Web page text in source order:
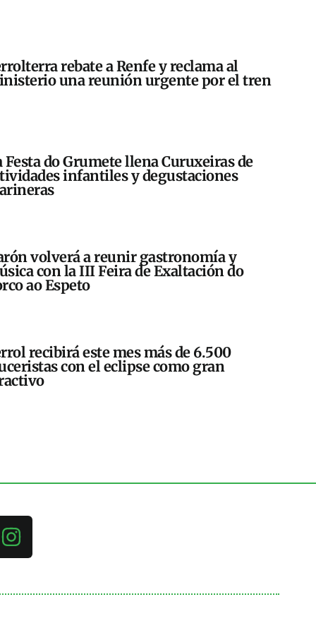
rebate a Renfe y reclama al
una reunión urgente por el tren
Festa do Grumete llena Curuxeiras de
infantiles y degustaciones
volverá a reunir gastronomía y
con la III Feira de Exaltación do
ao Espeto
recibirá este mes más de 6.500
con el eclipse como gran